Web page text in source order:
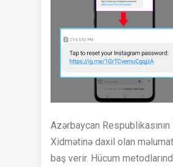
Azərbaycan
Xidmətinə daxil olan
baş verir. Hücum